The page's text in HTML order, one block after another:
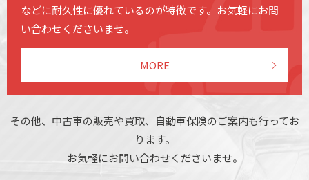
などに耐久性に優れているのが特徴です。お気軽にお問
い合わせくださいませ。
MORE
その他、中古車の販売や買取、自動車保険のご案内も行ってお
ります。
お気軽にお問い合わせくださいませ。